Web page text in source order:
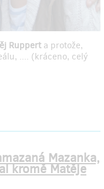
Rupperta protože,
.... (kráceno, celý
Mazanka,
kromě Matěje